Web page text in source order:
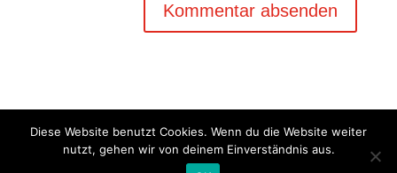
Copyright © 2020 Balkan Grill Garten - Alle Rechte
Diese Website benutzt Cookies. Wenn du die Website weiter
nutzt, gehen wir von deinem Einverständnis aus.